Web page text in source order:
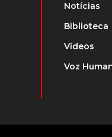
Notícias
Biblioteca
Vídeos
Voz